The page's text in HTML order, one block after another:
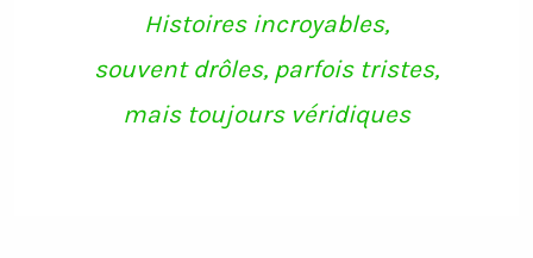
Histoires incroyables,
souvent drôles, parfois tristes,
mais toujours véridiques